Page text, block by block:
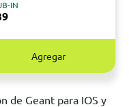
IN
Agregar
de Geant para IOS y